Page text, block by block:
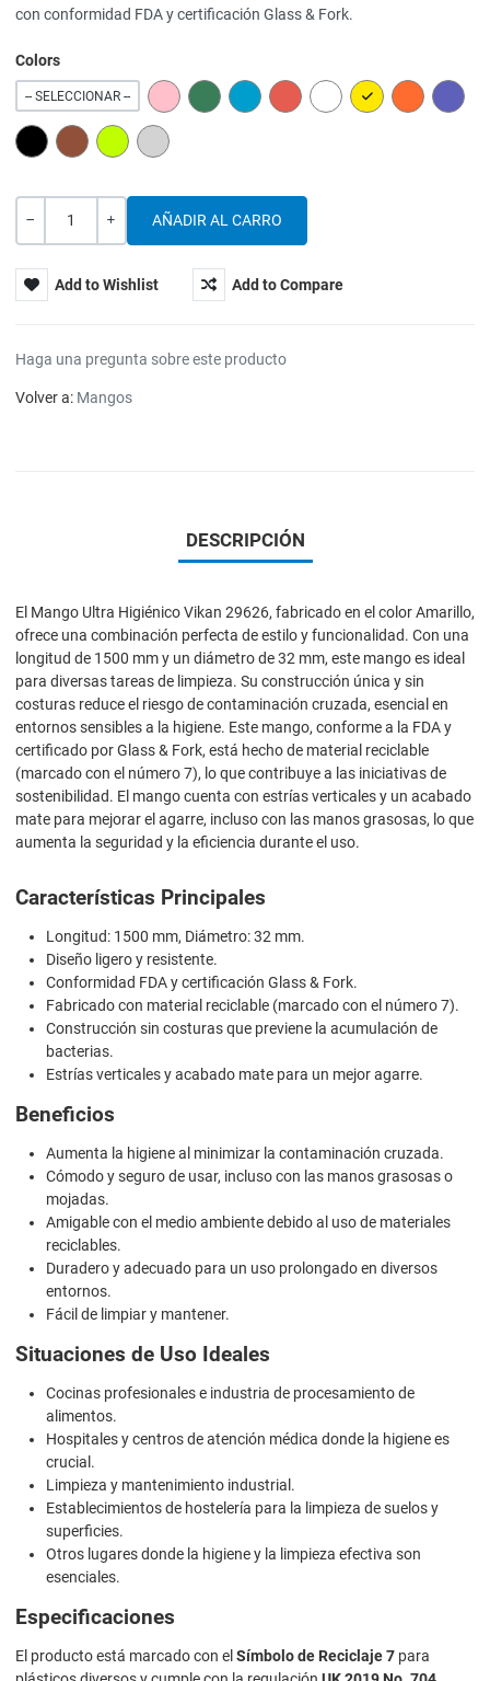
con conformidad FDA y certificación Glass & Fork.
Colors
-- SELECCIONAR -- PINK GREEN BLUE RED WHITE YELLOW ORANGE
BLACK BROWN LIME GREY
Cantidad
Add to Wishlist Add to Compare
Haga una pregunta sobre este producto
Volver a: Mangos
DESCRIPCIÓN
El Mango Ultra Higiénico Vikan 29626, fabricado en el color Amarillo,
ofrece una combinación perfecta de estilo y funcionalidad. Con una
longitud de 1500 mm y un diámetro de 32 mm, este mango es ideal
para diversas tareas de limpieza. Su construcción única y sin
costuras reduce el riesgo de contaminación cruzada, esencial en
entornos sensibles a la higiene. Este mango, conforme a la FDA y
certificado por Glass & Fork, está hecho de material reciclable
(marcado con el número 7), lo que contribuye a las iniciativas de
sostenibilidad. El mango cuenta con estrías verticales y un acabado
mate para mejorar el agarre, incluso con las manos grasosas, lo que
aumenta la seguridad y la eficiencia durante el uso.
Características Principales
Longitud: 1500 mm, Diámetro: 32 mm.
Diseño ligero y resistente.
Conformidad FDA y certificación Glass & Fork.
Fabricado con material reciclable (marcado con el número 7).
Construcción sin costuras que previene la acumulación de
bacterias.
Estrías verticales y acabado mate para un mejor agarre.
Beneficios
Aumenta la higiene al minimizar la contaminación cruzada.
Cómodo y seguro de usar, incluso con las manos grasosas o
mojadas.
Amigable con el medio ambiente debido al uso de materiales
reciclables.
Duradero y adecuado para un uso prolongado en diversos
entornos.
Fácil de limpiar y mantener.
Situaciones de Uso Ideales
Cocinas profesionales e industria de procesamiento de
alimentos.
Hospitales y centros de atención médica donde la higiene es
crucial.
Limpieza y mantenimiento industrial.
Establecimientos de hostelería para la limpieza de suelos y
superficies.
Otros lugares donde la higiene y la limpieza efectiva son
esenciales.
Especificaciones
El producto está marcado con el Símbolo de Reciclaje 7 para